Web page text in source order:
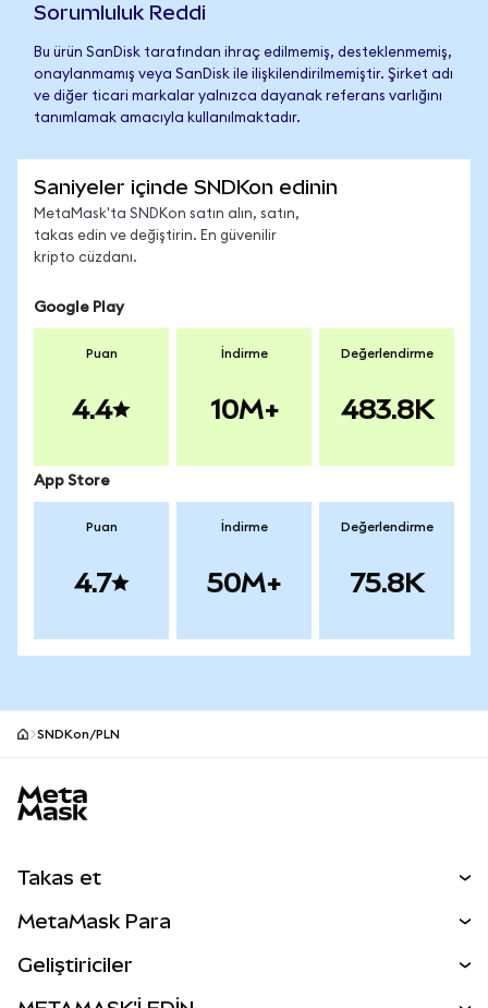
Sorumluluk Reddi
Bu ürün SanDisk tarafından ihraç edilmemiş, desteklenmemiş,
onaylanmamış veya SanDisk ile ilişkilendirilmemiştir. Şirket adı
ve diğer ticari markalar yalnızca dayanak referans varlığını
tanımlamak amacıyla kullanılmaktadır.
Saniyeler içinde SNDKon edinin
MetaMask'ta SNDKon satın alın, satın,
takas edin ve değiştirin. En güvenilir
kripto cüzdanı.
Google Play
Puan
4.4
İndirme
10M+
Değerlendirme
483.8K
App Store
Puan
4.7
İndirme
50M+
Değerlendirme
75.8K
SNDKon/PLN
Takas et
Perps
MetaMask Para
Geliştiriciler